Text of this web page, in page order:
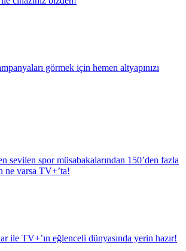
görmek için hemen altyapınızı
sevilen spor müsabakalarından 150’den fazla
ne varsa TV+’ta!
ile TV+’ın eğlenceli dünyasında yerin hazır!